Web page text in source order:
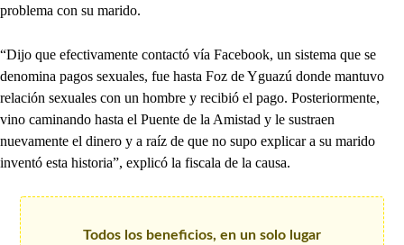
problema con su marido.
“Dijo que efectivamente contactó vía Facebook, un sistema que se
denomina pagos sexuales, fue hasta Foz de Yguazú donde mantuvo
relación sexuales con un hombre y recibió el pago. Posteriormente,
vino caminando hasta el Puente de la Amistad y le sustraen
nuevamente el dinero y a raíz de que no supo explicar a su marido
inventó esta historia”, explicó la fiscala de la causa.
Todos los beneficios, en un solo lugar